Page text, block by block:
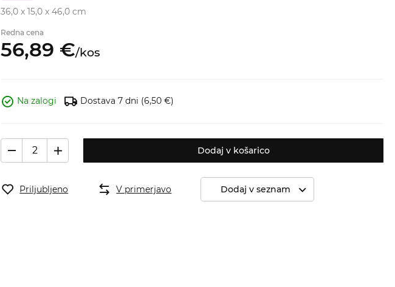
36,0 x 15,0 x 46,0 cm
Redna cena
56,89 €/kos
Na zalogi Dostava 7 dni (6,50 €)
Dodaj v košarico
Priljubljeno V primerjavo Dodaj v seznam